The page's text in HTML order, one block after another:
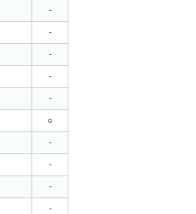
-
-
-
-
-
○
-
-
-
-